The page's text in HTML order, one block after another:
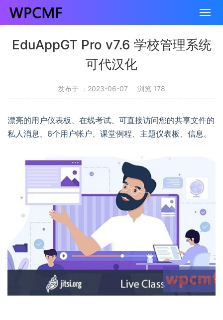
EduAppGT Pro v7.6 学校管理系统
可代汉化
发布于 ：2023-06-07 浏览 178
漂亮的用户仪表板、在线考试、可直接访问您的共享文件的
私人消息、6个用户帐户、课堂例程、主题仪表板、信息。